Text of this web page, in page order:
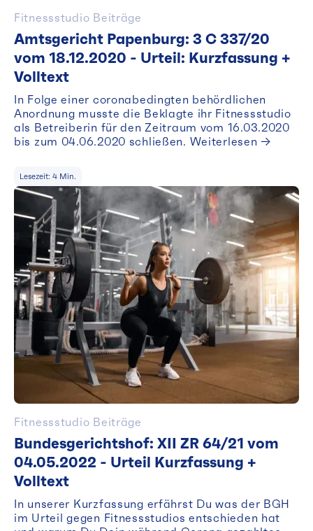
Fitnessstudio Beiträge
Amtsgericht Papenburg: 3 C 337/20
vom 18.12.2020 - Urteil: Kurzfassung +
Volltext
In Folge einer coronabedingten behördlichen
Anordnung musste die Beklagte ihr Fitnessstudio
als Betreiberin für den Zeitraum vom 16.03.2020
bis zum 04.06.2020 schließen. Weiterlesen →
Lesezeit: 4 Min.
Fitnessstudio Beiträge
Bundesgerichtshof: XII ZR 64/21 vom
04.05.2022 - Urteil Kurzfassung +
Volltext
In unserer Kurzfassung erfährst Du was der BGH
im Urteil gegen Fitnessstudios entschieden hat